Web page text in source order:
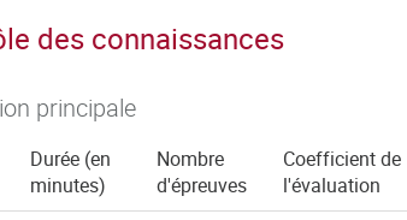
des connaissances
principale
Durée (en
minutes)
Nombre
d'épreuves
Coefficient de
l'évaluation